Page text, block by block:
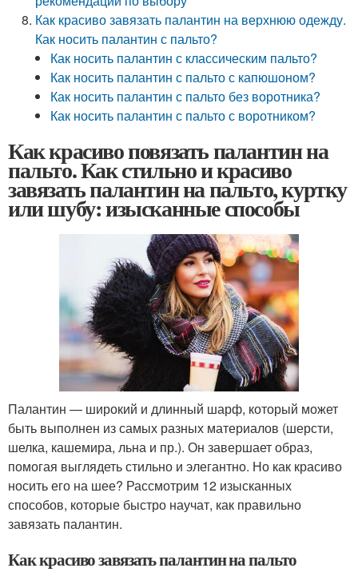
Как красиво завязать палантин на верхнюю одежду.
Как носить палантин с пальто?
Как носить палантин с классическим пальто?
Как носить палантин с пальто с капюшоном?
Как носить палантин с пальто без воротника?
Как носить палантин с пальто с воротником?
Как красиво повязать палантин на
пальто. Как стильно и красиво
завязать палантин на пальто, куртку
или шубу: изысканные способы
Палантин — широкий и длинный шарф, который может
быть выполнен из самых разных материалов (шерсти,
шелка, кашемира, льна и пр.). Он завершает образ,
помогая выглядеть стильно и элегантно. Но как красиво
носить его на шее? Рассмотрим 12 изысканных
способов, которые быстро научат, как правильно
завязать палантин.
Как красиво завязать палантин на пальто